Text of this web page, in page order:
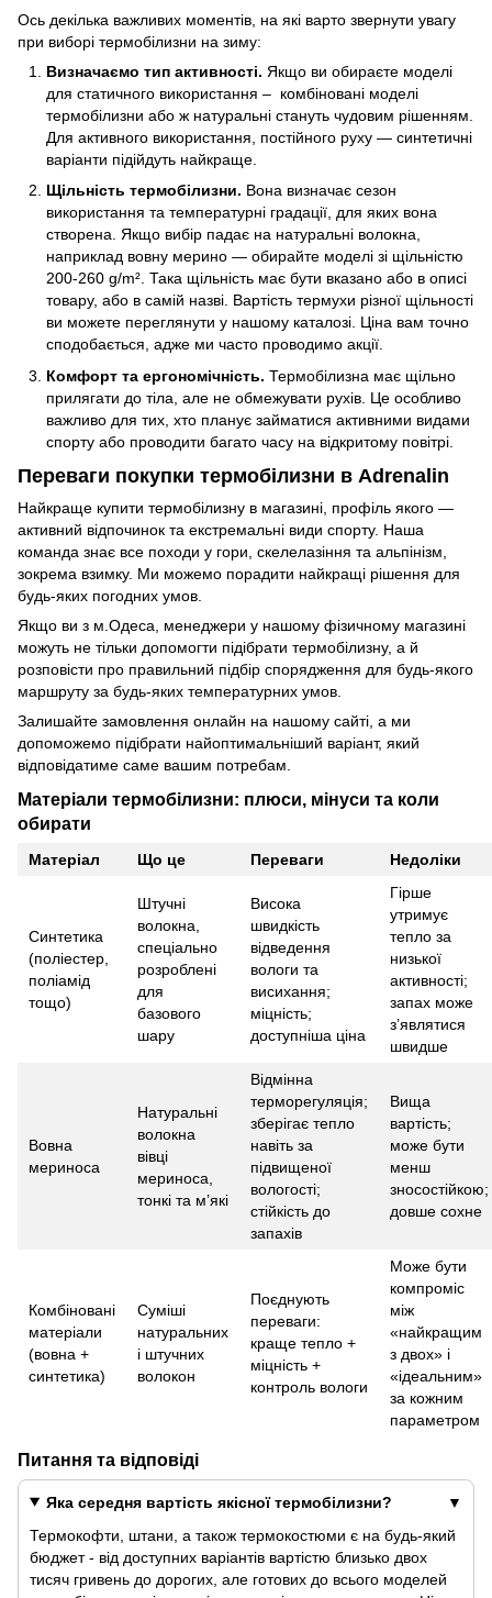
Ось декілька важливих моментів, на які варто звернути увагу
при виборі термобілизни на зиму:
Визначаємо тип активності. Якщо ви обираєте моделі
для статичного використання – комбіновані моделі
термобілизни або ж натуральні стануть чудовим рішенням.
Для активного використання, постійного руху — синтетичні
варіанти підійдуть найкраще.
Щільність термобілизни. Вона визначає сезон
використання та температурні градації, для яких вона
створена. Якщо вибір падає на натуральні волокна,
наприклад вовну мерино — обирайте моделі зі щільністю
200-260 g/m². Така щільність має бути вказано або в описі
товару, або в самій назві. Вартість термухи різної щільності
ви можете переглянути у нашому каталозі. Ціна вам точно
сподобається, адже ми часто проводимо акції.
Комфорт та ергономічність. Термобілизна має щільно
прилягати до тіла, але не обмежувати рухів. Це особливо
важливо для тих, хто планує займатися активними видами
спорту або проводити багато часу на відкритому повітрі.
Переваги покупки термобілизни в Adrenalin
Найкраще купити термобілизну в магазині, профіль якого —
активний відпочинок та екстремальні види спорту. Наша
команда знає все походи у гори, скелелазіння та альпінізм,
зокрема взимку. Ми можемо порадити найкращі рішення для
будь-яких погодних умов.
Якщо ви з м.Одеса, менеджери у нашому фізичному магазині
можуть не тільки допомогти підібрати термобілизну, а й
розповісти про правильний підбір спорядження для будь-якого
маршруту за будь-яких температурних умов.
Залишайте замовлення онлайн на нашому сайті, а ми
допоможемо підібрати найоптимальніший варіант, який
відповідатиме саме вашим потребам.
Матеріали термобілизни: плюси, мінуси та коли
обирати
Матеріал Що це Переваги Недоліки
Синтетика
(поліестер,
поліамід
тощо)
Штучні
волокна,
спеціально
розроблені
для
базового
шару
Висока
швидкість
відведення
вологи та
висихання;
міцність;
доступніша ціна
Гірше
утримує
тепло за
низької
активності;
запах може
з’являтися
швидше
Вовна
мериноса
Натуральні
волокна
вівці
мериноса,
тонкі та м’які
Відмінна
терморегуляція;
зберігає тепло
навіть за
підвищеної
вологості;
стійкість до
запахів
Вища
вартість;
може бути
менш
зносостійкою;
довше сохне
Комбіновані
матеріали
(вовна +
синтетика)
Суміші
натуральних
і штучних
волокон
Поєднують
переваги:
краще тепло +
міцність +
контроль вологи
Може бути
компроміс
між
«найкращим
з двох» і
«ідеальним»
за кожним
параметром
Питання та відповіді
Яка середня вартість якісної термобілизни?
Термокофти, штани, а також термокостюми є на будь-який
бюджет - від доступних варіантів вартістю близько двох
тисяч гривень до дорогих, але готових до всього моделей